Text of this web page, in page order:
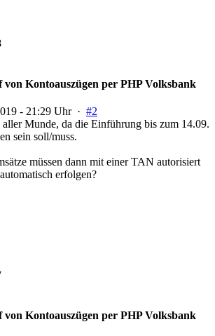
Kontoauszügen per PHP Volksbank
- 21:29 Uhr · #2
Munde, da die Einführung bis zum 14.09.
sein soll/muss.
müssen dann mit einer TAN autorisiert
erfolgen?
Kontoauszügen per PHP Volksbank